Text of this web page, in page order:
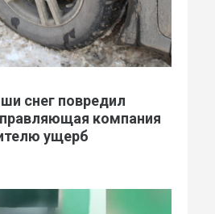
снег повредил
компания
ущерб